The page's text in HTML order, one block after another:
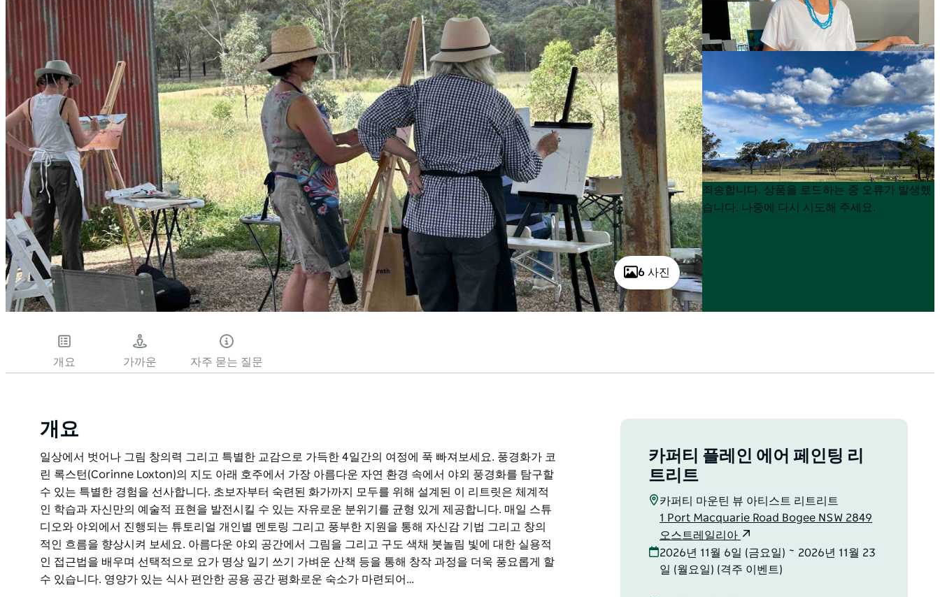
6 사진
Product
List
Product
List
죄송합니다. 상품을 로드하는 중 오류가 발생했
습니다. 나중에 다시 시도해 주세요.
개요 가까운 자주 묻는 질문
개요
일상에서 벗어나 그림 창의력 그리고 특별한 교감으로 가득한 4일간의 여정에 푹 빠져보세요. 풍경화가 코
린 록스턴(Corinne Loxton)의 지도 아래 호주에서 가장 아름다운 자연 환경 속에서 야외 풍경화를 탐구할
수 있는 특별한 경험을 선사합니다. 초보자부터 숙련된 화가까지 모두를 위해 설계된 이 리트릿은 체계적
인 학습과 자신만의 예술적 표현을 발전시킬 수 있는 자유로운 분위기를 균형 있게 제공합니다. 매일 스튜
디오와 야외에서 진행되는 튜토리얼 개인별 멘토링 그리고 풍부한 지원을 통해 자신감 기법 그리고 창의
적인 흐름을 향상시켜 보세요. 아름다운 야외 공간에서 그림을 그리고 구도 색채 붓놀림 빛에 대한 실용적
인 접근법을 배우며 선택적으로 요가 명상 일기 쓰기 가벼운 산책 등을 통해 창작 과정을 더욱 풍요롭게 할
수 있습니다. 영양가 있는 식사 편안한 공용 공간 평화로운 숙소가 마련되어…
카퍼티 플레인 에어 페인팅 리
트리트
카퍼티 마운틴 뷰 아티스트 리트리트
1 Port Macquarie Road Bogee NSW 2849
오스트레일리아
2026년 11월 6일 (금요일) ~ 2026년 11월 23
일 (월요일) (격주 이벤트)